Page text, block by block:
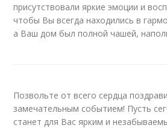
присутствовали яркие эмоции и
чтобы Вы всегда находились в
а Ваш дом был полной чашей,
Позвольте от всего сердца
замечательным событием! Пусть
станет для Вас ярким и